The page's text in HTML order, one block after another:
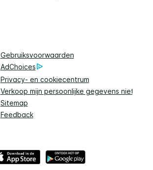
Gebruiksvoorwaarden
AdChoices
Privacy- en cookiecentrum
Verkoop mijn persoonlijke gegevens niet
Sitemap
Feedback